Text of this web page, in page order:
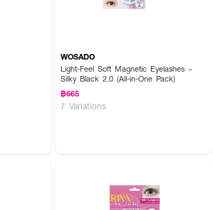
WOSADO
Light-Feel Soft Magnetic Eyelashes –
Silky Black 2.0 (All-in-One Pack)
฿665
7 Variations